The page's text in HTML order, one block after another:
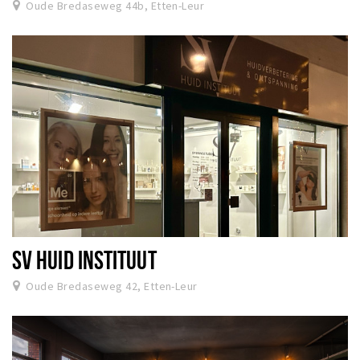
Oude Bredaseweg 44b, Etten-Leur
SV HUID INSTITUUT
Oude Bredaseweg 42, Etten-Leur